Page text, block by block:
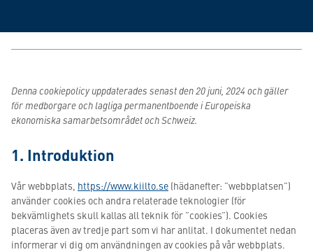
Denna cookiepolicy uppdaterades senast den 20 juni, 2024 och gäller
för medborgare och lagliga permanentboende i Europeiska
ekonomiska samarbetsområdet och Schweiz.
1. Introduktion
Vår webbplats, https://www.kiilto.se (hädanefter: ”webbplatsen”)
använder cookies och andra relaterade teknologier (för
bekvämlighets skull kallas all teknik för ”cookies”). Cookies
placeras även av tredje part som vi har anlitat. I dokumentet nedan
informerar vi dig om användningen av cookies på vår webbplats.